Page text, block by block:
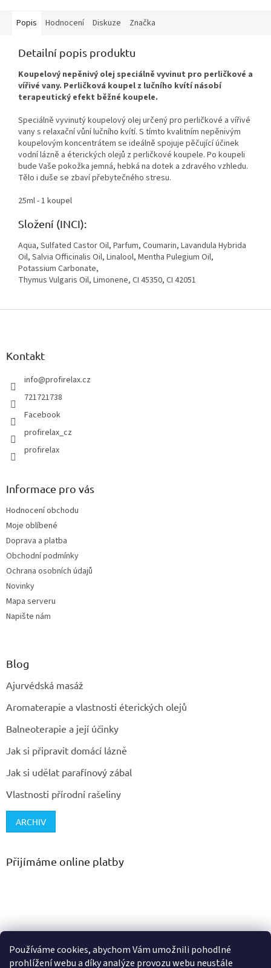
Používáme cookies, abychom Vám umožnili pohodlné
prohlížení webu a díky analýze provozu webu neustále
Popis Hodnocení Diskuze Značka
Detailní popis produktu
Koupelový nepěnivý olej speciálně vyvinut pro perličkové a
vířivé vany. Perličková koupel z lučního kvítí násobí
terapeutický efekt běžné koupele.
Speciálně vyvinutý koupelový olej určený pro perličkové a vířivé
vany s relaxační vůní lučního kvítí. S tímto kvalitním nepěnivým
koupelovým koncentrátem se ideálně spojuje pěčující účinek
vodní lázně a éterických olejů z perličkové koupele. Po koupeli
bude Vaše pokožka jemná, hebká na dotek a zdravého vzhledu.
Tělo i duše se zbaví přebytečného stresu.
25ml - 1 koupel
Složení (INCI):
Aqua, Sulfated Castor Oil, Parfum, Coumarin, Lavandula Hybrida
Oil, Salvia Officinalis Oil, Linalool, Mentha Pulegium Oil,
Potassium Carbonate,
Thymus Vulgaris Oil, Limonene, CI 45350, CI 42051
Z
Kontakt
info@profirelax.cz
721721738
Facebook
profirelax_cz
profirelax
Informace pro vás
Hodnocení obchodu
Moje oblíbené
Doprava a platba
Obchodní podmínky
Ochrana osobních údajů
Novinky
Mapa serveru
Napište nám
Blog
Ajurvédská masáž
Aromaterapie a vlastnosti éterických olejů
Balneoterapie a její účinky
Jak si připravit domácí lázně
Jak si udělat parafínový zábal
Vlastnosti přírodní rašeliny
ARCHIV
Přijímáme online platby